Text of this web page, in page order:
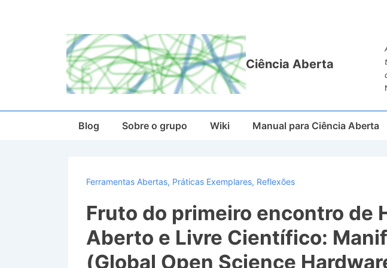
Ciência Aberta
MainBlog Sobre o grupo Wiki Manual para Ciência Aberta
Ferramentas Abertas, Práticas Exemplares, Reflexões
Fruto do primeiro encontro de
Aberto e Livre Científico:
(Global Open Science